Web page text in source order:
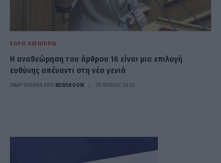
ΧΩΡΊΣ ΚΑΤΗΓΟΡΊΑ
Η αναθεώρηση του άρθρου 16 είναι μια επιλογή
ευθύνης απέναντι στη νέα γενιά
ΑΝΑΡΤΗΘΗΚΕ ΑΠΟ NEWSROOM 25 ΙΟΥΛΊΟΥ 2026